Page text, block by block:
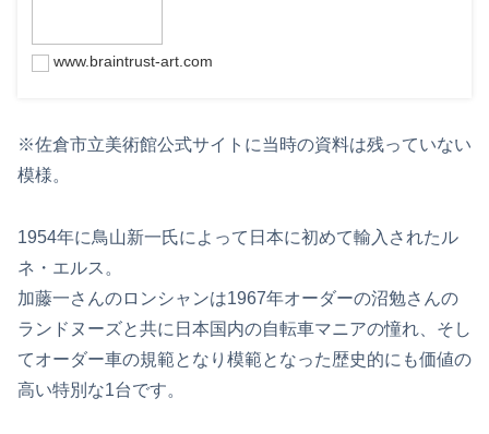
www.braintrust-art.com
※佐倉市立美術館公式サイトに当時の資料は残っていない
模様。
1954年に鳥山新一氏によって日本に初めて輸入されたル
ネ・エルス。
加藤一さんのロンシャンは1967年オーダーの沼勉さんの
ランドヌーズと共に日本国内の自転車マニアの憧れ、そし
てオーダー車の規範となり模範となった歴史的にも価値の
高い特別な1台です。